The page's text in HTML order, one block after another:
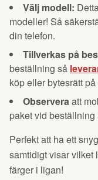
Välj modell:
modeller! Så
din telefon.
Tillverkas på
beställning så
köp eller bytesrätt
Observeraatt
paket vid beställning
Perfekt att ha ett
samtidigt visar vilket
färger i ligan!